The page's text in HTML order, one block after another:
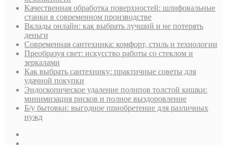
Качественная обработка поверхностей: шлифовальные
станки в современном производстве
Вклады онлайн: как выбрать лучший и не потерять
деньги
Современная сантехника: комфорт, стиль и технологии
Преобразуя свет: искусство работы со стеклом и
зеркалами
Как выбрать сантехнику: практичные советы для
удачной покупки
Эндоскопическое удаление полипов толстой кишки:
минимизация рисков и полное выздоровление
Б/у бытовки: выгодное приобретение для различных
нужд